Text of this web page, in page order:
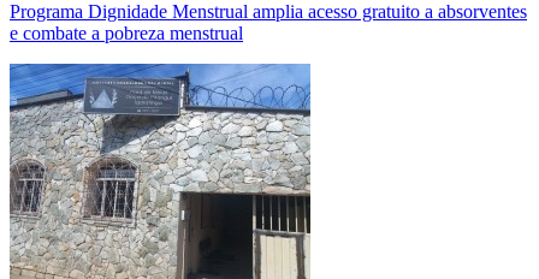
Programa Dignidade Menstrual amplia acesso gratuito a absorventes
e combate a pobreza menstrual